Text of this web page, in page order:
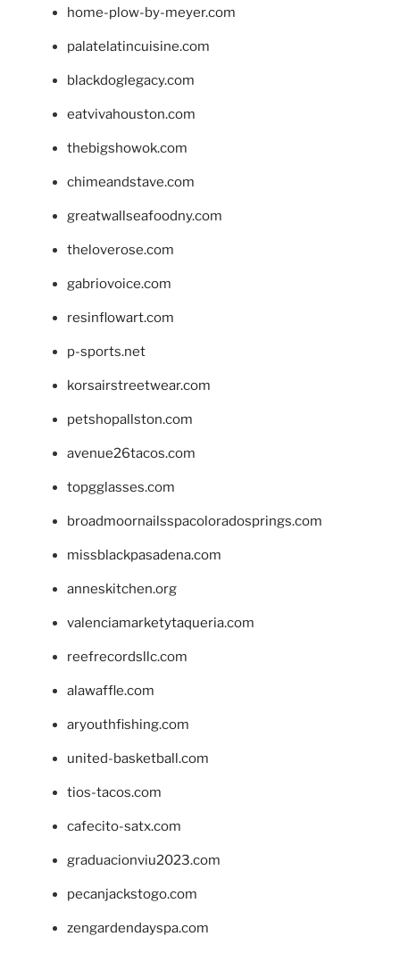
home-plow-by-meyer.com
palatelatincuisine.com
blackdoglegacy.com
eatvivahouston.com
thebigshowok.com
chimeandstave.com
greatwallseafoodny.com
theloverose.com
gabriovoice.com
resinflowart.com
p-sports.net
korsairstreetwear.com
petshopallston.com
avenue26tacos.com
topgglasses.com
broadmoornailsspacoloradosprings.com
missblackpasadena.com
anneskitchen.org
valenciamarketytaqueria.com
reefrecordsllc.com
alawaffle.com
aryouthfishing.com
united-basketball.com
tios-tacos.com
cafecito-satx.com
graduacionviu2023.com
pecanjackstogo.com
zengardendayspa.com